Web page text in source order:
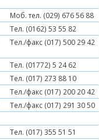
Моб. тел. (029) 676 56 88
Тел. (0162) 53 55 82
Тел./факс (017) 500 29 42
Тел. (01772) 5 24 62
Тел. (017) 273 88 10
Тел./факс (017) 200 20 42
Тел./факс (017) 291 30 50
Тел. (017) 355 51 51